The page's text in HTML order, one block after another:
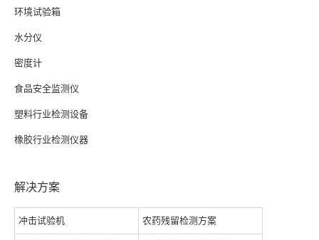
环境试验箱
水分仪
密度计
食品安全监测仪
塑料行业检测设备
橡胶行业检测仪器
解决方案
冲击试验机 农药残留检测方案